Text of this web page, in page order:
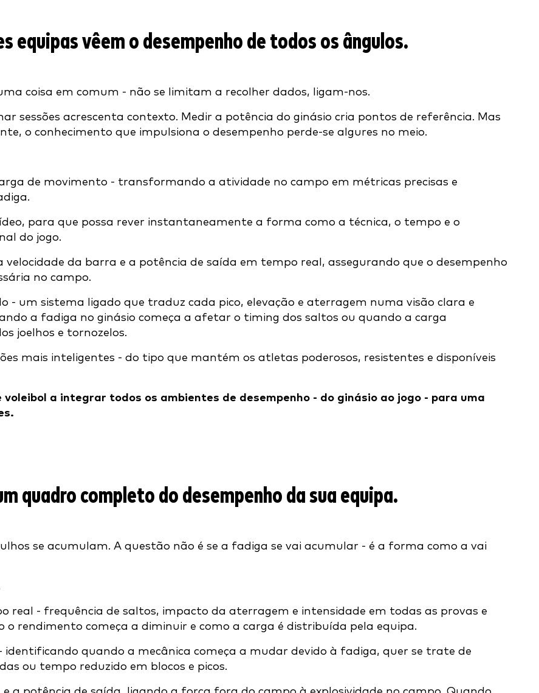
equipas vêem o desempenho de todos os ângulos.
coisa em comum - não se limitam a recolher dados, ligam-nos.
sessões acrescenta contexto. Medir a potência do ginásio cria pontos de referência. Mas
o conhecimento que impulsiona o desempenho perde-se algures no meio.
de movimento - transformando a atividade no campo em métricas precisas e
para que possa rever instantaneamente a forma como a técnica, o tempo e o
do jogo.
da barra e a potência de saída em tempo real, assegurando que o desempenho
no campo.
- um sistema ligado que traduz cada pico, elevação e aterragem numa visão clara e
a fadiga no ginásio começa a afetar o timing dos saltos ou quando a carga
joelhos e tornozelos.
mais inteligentes - do tipo que mantém os atletas poderosos, resistentes e disponíveis
a integrar todos os ambientes de desempenho - do ginásio ao jogo - para uma
quadro completo do desempenho da sua equipa.
se acumulam. A questão não é se a fadiga se vai acumular - é a forma como a vai
real - frequência de saltos, impacto da aterragem e intensidade em todas as provas e
o rendimento começa a diminuir e como a carga é distribuída pela equipa.
identificando quando a mecânica começa a mudar devido à fadiga, quer se trate de
ou tempo reduzido em blocos e picos.